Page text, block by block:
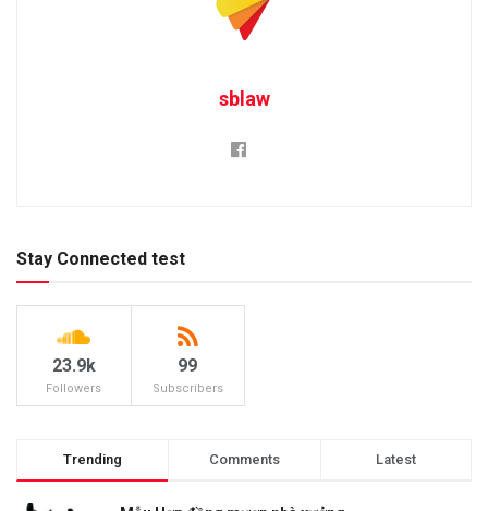
sblaw
Stay Connected test
23.9k
Followers
99
Subscribers
Trending Comments Latest